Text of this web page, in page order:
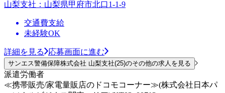
山梨支社：山梨県甲府市北口1-1-9
交通費支給
未経験OK
詳細を見る 応募画面に進む
サンエス警備保障株式会社 山梨支社(25)のその他の求人を見る
派遣労働者
≪携帯販売/家電量販店のドコモコーナー≫(株式会社日本パ